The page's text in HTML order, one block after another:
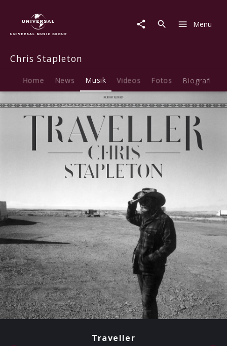
Stapleton
Musik
Traveller
Menu
Chris Stapleton
Home News Musik Videos Fotos Biografie
Traveller